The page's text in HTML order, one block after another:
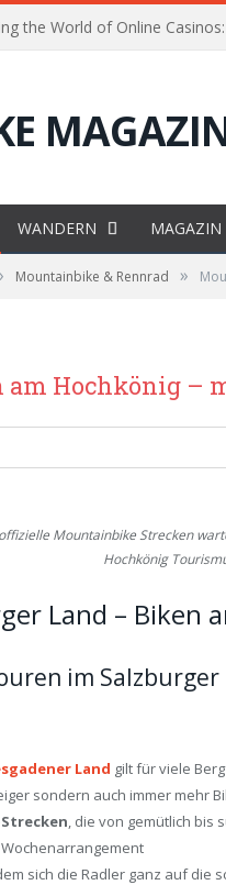
the World of Online
WANDERN MAGAZIN
Mountainbike & Rennrad »
Hochkönig –
Mountainbike Strecken
Hochkönig
Land – Biken
im Salzburger
Land gilt für viele
sondern auch immer mehr
, die von gemütlich bis
sich die Radler ganz auf